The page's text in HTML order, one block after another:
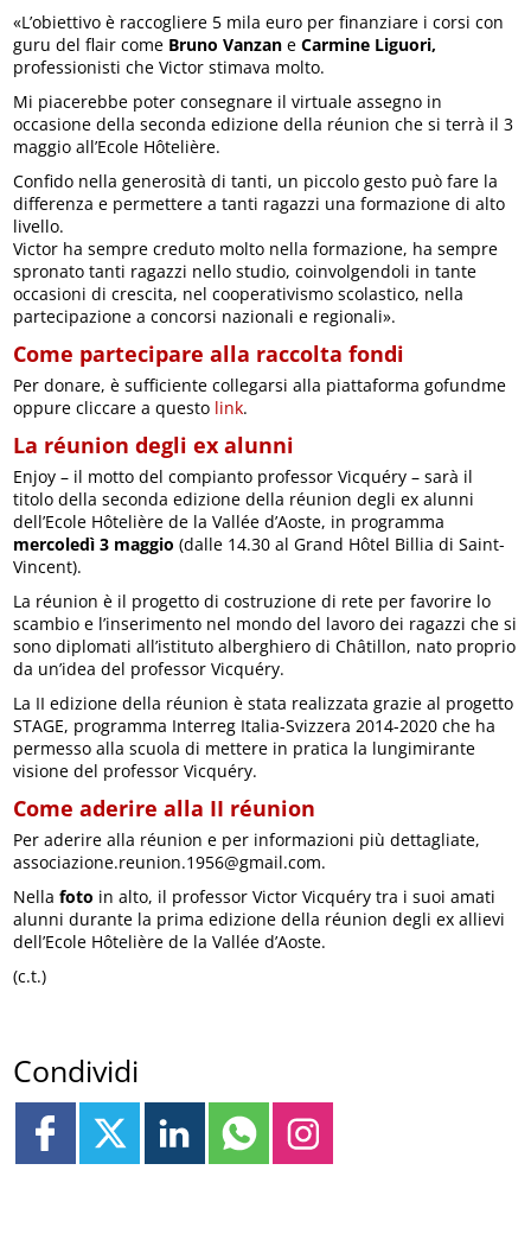
«L’obiettivo è raccogliere 5 mila euro per finanziare i corsi con
guru del flair come Bruno Vanzan eCarmine Liguori,
professionisti che Victor stimava molto.
Mi piacerebbe poter consegnare il virtuale assegno in
occasione della seconda edizione della réunion che si terrà il 3
maggio all’Ecole Hôtelière.
Confido nella generosità di tanti, un piccolo gesto può fare la
differenza e permettere a tanti ragazzi una formazione di alto
livello.
Victor ha sempre creduto molto nella formazione, ha sempre
spronato tanti ragazzi nello studio, coinvolgendoli in tante
occasioni di crescita, nel cooperativismo scolastico, nella
partecipazione a concorsi nazionali e regionali».
Come partecipare alla raccolta fondi
Per donare, è sufficiente collegarsi alla piattaforma gofundme
oppure cliccare a questo link.
La réunion degli ex alunni
Enjoy – il motto del compianto professor Vicquéry – sarà il
titolo della seconda edizione della réunion degli ex alunni
dell’Ecole Hôtelière de la Vallée d’Aoste, in programma
mercoledì 3 maggio (dalle 14.30 al Grand Hôtel Billia di Saint-
Vincent).
La réunion è il progetto di costruzione di rete per favorire lo
scambio e l’inserimento nel mondo del lavoro dei ragazzi che si
sono diplomati all’istituto alberghiero di Châtillon, nato proprio
da un’idea del professor Vicquéry.
La II edizione della réunion è stata realizzata grazie al progetto
STAGE, programma Interreg Italia-Svizzera 2014-2020 che ha
permesso alla scuola di mettere in pratica la lungimirante
visione del professor Vicquéry.
Come aderire alla II réunion
Per aderire alla réunion e per informazioni più dettagliate,
associazione.reunion.1956@gmail.com.
Nella foto in alto, il professor Victor Vicquéry tra i suoi amati
alunni durante la prima edizione della réunion degli ex allievi
dell’Ecole Hôtelière de la Vallée d’Aoste.
(c.t.)
Condividi